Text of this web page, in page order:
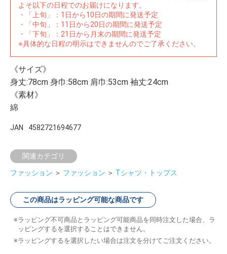
よそ以下の日程でのお届けになります。
・「上旬」：1日から10日の期間に発送予定
・「中旬」：11日から20日の期間に発送予定
・「下旬」：21日から月末の期間に発送予定
※具体的な日程の明示はできませんのでご了承ください。
《サイズ》
身丈:78cm 身巾:58cm 肩巾:53cm 袖丈:24cm
《素材》
綿
JAN 4582721694677
関連カテゴリ
ファッション ＞ ファッション ＞ Tシャツ・トップス
この商品はラッピング可能な商品です
ラッピング不可商品とラッピング可能商品を同時注文した場合、ラ
ッピングするを選択することはできません。
ラッピングするを選択したい場合は注文を分けてご注文ください。